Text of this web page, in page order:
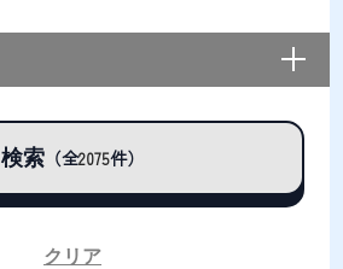
検索 （全2075件）
クリア